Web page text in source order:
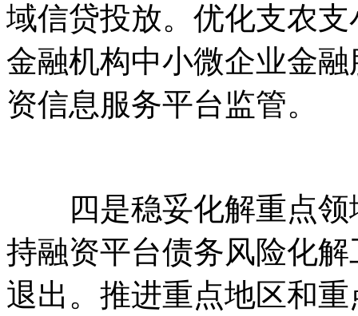
域信贷投放。优化支农
金融机构中小微企业金
资信息服务平台监管。
四是稳妥化解重点领
持融资平台债务风险化
退出。推进重点地区和